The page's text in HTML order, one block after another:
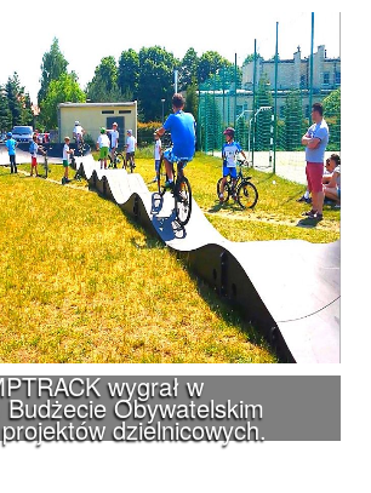
wygrał w
Obywatelskim
dzielnicowych.